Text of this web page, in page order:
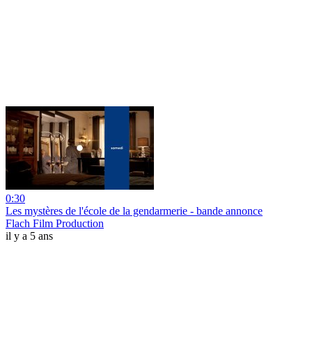
0:30
Les mystères de l'école de la gendarmerie - bande annonce
Flach Film Production
il y a 5 ans